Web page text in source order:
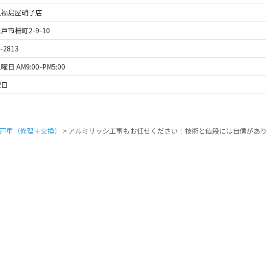
島屋硝子店
市柵町2-9-10
2813
日 AM9:00-PM5:00
車（修理＋交換） > アルミサッシ工事もお任せください！技術と値段には自信があり